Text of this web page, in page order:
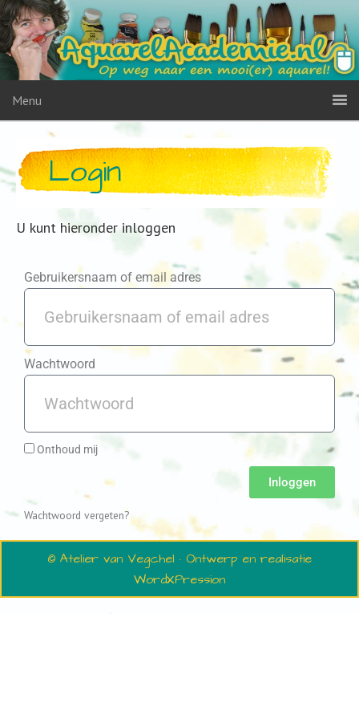
Menu
Login
U kunt hieronder inloggen
Gebruikersnaam of email adres
Wachtwoord
Onthoud mij
Inloggen
Wachtwoord vergeten?
© Atelier van Vegchel · Ontwerp en realisatie
WordXPression